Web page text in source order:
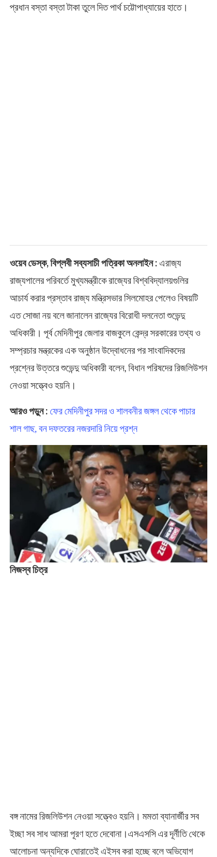
প্রধান বস্তা বস্তা টাকা তুলে দিত পার্থ চট্টোপাধ্যায়ের হাতে।
ওয়েব ডেস্ক, বিপ্লবী সব্যসাচী পত্রিকা অনলাইন : এরাজ‍্য
রাজ্যপালের পরিবর্তে মুখ্যমন্ত্রীকে রাজ্যের বিশ্ববিদ্যালয়গুলির
আচার্য করার প্রস্তাব রাজ্য মন্ত্রিসভার সিলমোহর পেলেও বিষয়টি
এত সোজা নয় বলে জানালেন রাজ্যের বিরোধী দলনেতা শুভেন্দু
অধিকারী। পূর্ব মেদিনীপুর জেলার বাজকুলে কেন্দ্র সরকারের তথ্য ও
সম্প্রচার মন্ত্রকের এক অনুষ্ঠান উদ্বোধনের পর সাংবাদিকদের
প্রশ্নের উত্তরে শুভেন্দু অধিকারী বলেন, বিধান পরিষদের রিজলিউশন
নেওয়া সত্ত্বেও হয়নি।
আরও পড়ুন : ফের মেদিনীপুর সদর ও শালবনীর জঙ্গল থেকে পাচার
শাল গাছ, বন দফতরের নজরদারি নিয়ে প্রশ্ন
নিজস্ব চিত্র
বঙ্গ নামের রিজলিউশন নেওয়া সত্ত্বেও হয়নি। মমতা ব্যানার্জীর সব
ইচ্ছা সব সাধ আমরা পূরণ হতে দেবোনা।এসএসসি এর দূর্নীতি থেকে
আলোচনা অন্যদিকে ঘোরাতেই এইসব করা হচ্ছে বলে অভিযোগ